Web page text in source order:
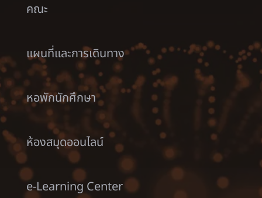
คณะ
แผนที่และการเดินทาง
หอพักนักศึกษา
ห้องสมุดออนไลน์
e-Learning Center